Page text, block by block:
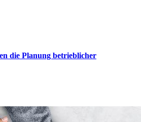
die Planung betrieblicher